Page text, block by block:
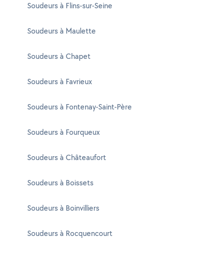
Soudeurs à Flins-sur-Seine
Soudeurs à Maulette
Soudeurs à Chapet
Soudeurs à Favrieux
Soudeurs à Fontenay-Saint-Père
Soudeurs à Fourqueux
Soudeurs à Châteaufort
Soudeurs à Boissets
Soudeurs à Boinvilliers
Soudeurs à Rocquencourt